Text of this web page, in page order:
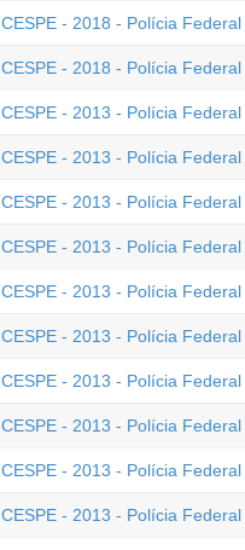
CESPE - 2018 - Polícia
CESPE - 2018 - Polícia
CESPE - 2013 - Polícia
CESPE - 2013 - Polícia
CESPE - 2013 - Polícia
CESPE - 2013 - Polícia
CESPE - 2013 - Polícia
CESPE - 2013 - Polícia
CESPE - 2013 - Polícia
CESPE - 2013 - Polícia
CESPE - 2013 - Polícia
CESPE - 2013 - Polícia